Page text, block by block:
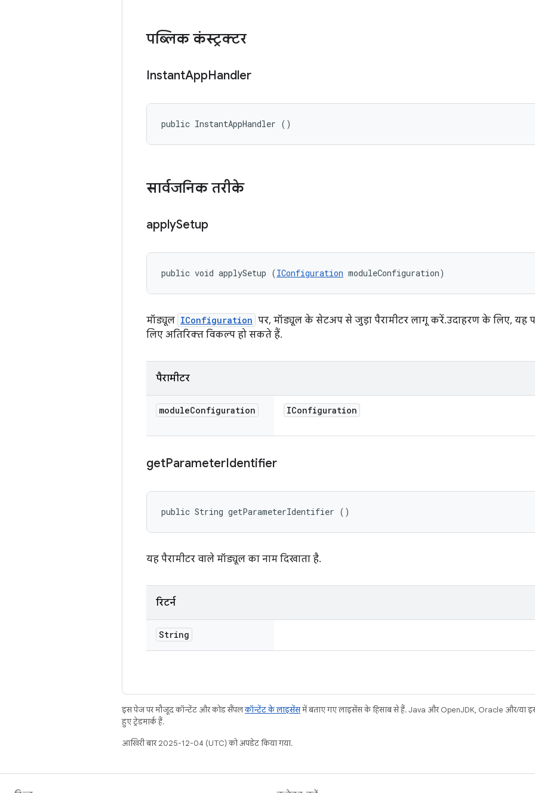
पब्लिक कंस्ट्रक्टर
InstantAppHandler
public InstantAppHandler ()
सार्वजनिक तरीके
applySetup
public void applySetup (IConfiguration moduleConfiguration)
मॉड्यूल IConfiguration पर, मॉड्यूल के सेटअप से जुड़ा पैरामीटर लागू करें. उदाहरण के लिए, यह
लिए अतिरिक्त विकल्प हो सकते हैं.
पैरामीटर
moduleConfiguration IConfiguration
getParameterIdentifier
public String getParameterIdentifier ()
यह पैरामीटर वाले मॉड्यूल का नाम दिखाता है.
रिटर्न
String
इस पेज पर मौजूद कॉन्टेंट और कोड सैंपलकॉन्टेंट के लाइसेंसमें बताए गए लाइसेंस के हिसाब से हैं. Java और OpenJDK, Oracle और/या
हुए ट्रेडमार्क हैं.
आखिरी बार 2025-12-04 (UTC) को अपडेट किया गया.